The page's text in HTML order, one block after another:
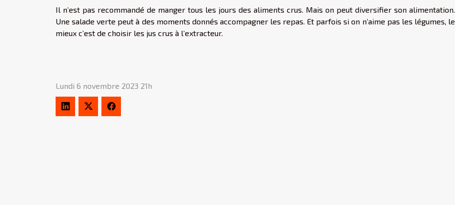
Il n’est pas recommandé de manger tous les jours des aliments crus. Mais on peut diversifier son alimentation.
Une salade verte peut à des moments donnés accompagner les repas. Et parfois si on n’aime pas les légumes, le
mieux c’est de choisir les jus crus à l’extracteur.
Lundi 6 novembre 2023 21h